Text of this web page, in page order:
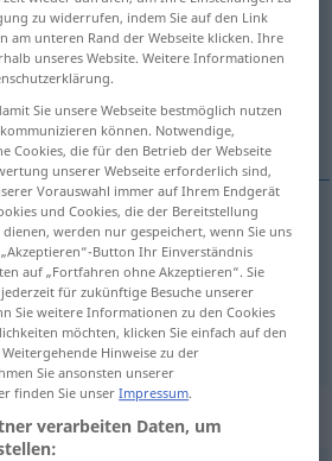
anklicken/antippen)
zu widerrufen, indem Sie auf den Link
am unteren Rand der Webseite klicken. Ihre
unseres Website. Weitere Informationen
Sie unsere Webseite bestmöglich nutzen
können. Notwendige,
Cookies, die für den Betrieb der Webseite
unserer Webseite erforderlich sind,
Vorauswahl immer auf Ihrem Endgerät
und Cookies, die der Bereitstellung
werden nur gespeichert, wenn Sie uns
Button Ihr Einverständnis
auf „Fortfahren ohne Akzeptieren“. Sie
für zukünftige Besuche unserer
Sie weitere Informationen zu den Cookies
möchten, klicken Sie einfach auf den
Hinweise zu der
Sie ansonsten unserer
finden Sie unserImpressum.
verarbeiten Daten, um